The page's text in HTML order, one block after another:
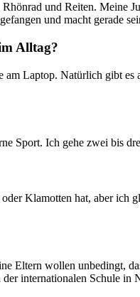
und Reiten. Meine
und macht gerade
Alltag?
Laptop. Natürlich gibt
Sport. Ich gehe zwei bis
Klamotten hat, aber ich
Eltern wollen unbedingt,
internationalen Schule in